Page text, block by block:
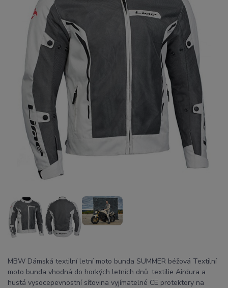
MBW Dámská textilní letní moto bunda SUMMER béžová Textilní
moto bunda vhodná do horkých letních dnů. textilie Airdura a
hustá vysocepevnostní síťovina vyjímatelné CE protektory na